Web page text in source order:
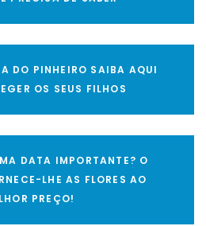
DO PINHEIRO SAIBA AQUI
OS SEUS FILHOS
DATA IMPORTANTE? O
LHE AS FLORES AO
PREÇO!